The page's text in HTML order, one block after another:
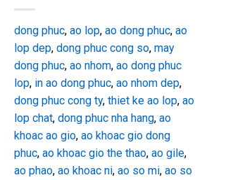
dong phuc, ao lop, ao dong phuc, ao
lop dep, dong phuc cong so, may
dong phuc, ao nhom, ao dong phuc
lop, in ao dong phuc, ao nhom dep,
dong phuc cong ty, thiet ke ao lop, ao
lop chat, dong phuc nha hang, ao
khoac ao gio, ao khoac gio dong
phuc, ao khoac gio the thao, ao gile,
ao phao, ao khoac ni, ao so mi, ao so